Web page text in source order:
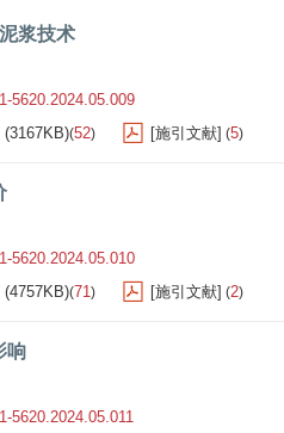
浆技术
5620.2024.05.009
(3167KB)(52) [施引文献] (5)
5620.2024.05.010
(4757KB)(71) [施引文献] (2)
响
5620.2024.05.011